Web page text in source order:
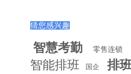
猜您感兴趣
智慧考勤 零售连锁
智能排班 国企 排